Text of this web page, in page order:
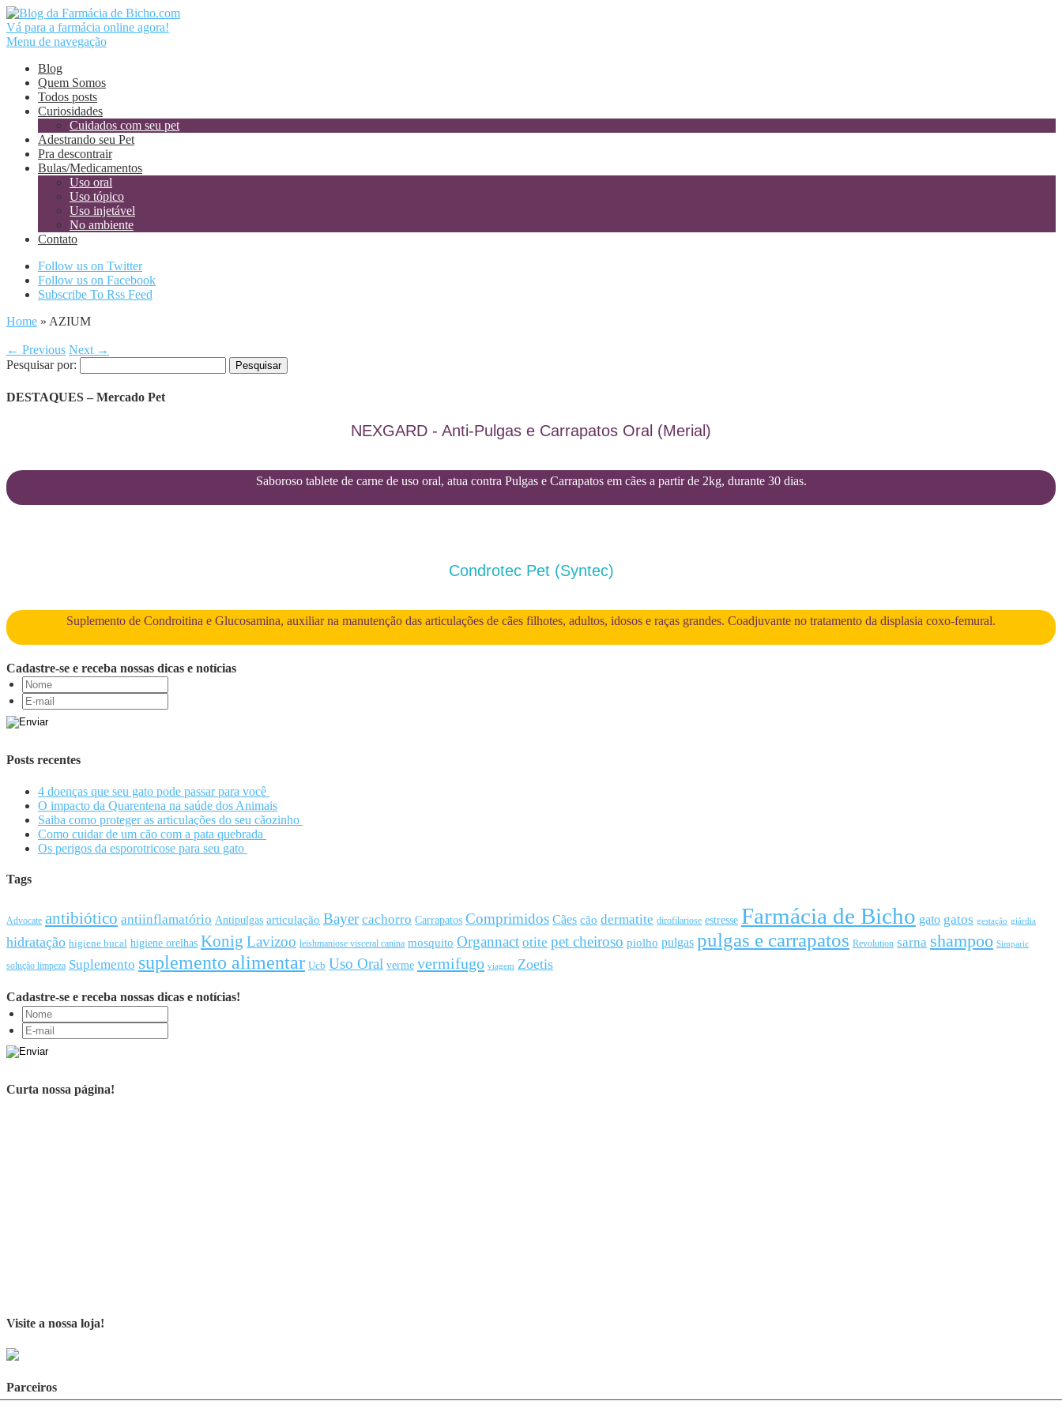
Vá para a farmácia online agora!
Menu de navegação
Blog
Quem Somos
Todos posts
Curiosidades
Cuidados com seu pet
Adestrando seu Pet
Pra descontrair
Bulas/Medicamentos
Uso oral
Uso tópico
Uso injetável
No ambiente
Contato
Follow us on Twitter
Follow us on Facebook
Subscribe To Rss Feed
Home » AZIUM
← Previous Next →
Pesquisar por:
DESTAQUES – Mercado Pet
NEXGARD - Anti-Pulgas e Carrapatos Oral (Merial)
Saboroso tablete de carne de uso oral, atua contra Pulgas e Carrapatos em cães a partir de 2kg, durante 30 dias.
Condrotec Pet (Syntec)
Suplemento de Condroitina e Glucosamina, auxiliar na manutenção das articulações de cães filhotes, adultos, idosos e raças grandes. Coadjuvante no tratamento da displasia coxo-femural.
Cadastre-se e receba nossas dicas e notícias
Posts recentes
4 doenças que seu gato pode passar para você
O impacto da Quarentena na saúde dos Animais
Saiba como proteger as articulações do seu cãozinho
Como cuidar de um cão com a pata quebrada
Os perigos da esporotricose para seu gato
Tags
Advocate antibiótico antiinflamatório Antipulgas articulação Bayer cachorro Carrapatos Comprimidos Cães cão dermatite dirofilariose estresse Farmácia de Bicho gato gatos gestação giárdia
hidratação higiene bucal higiene orelhas Konig Lavizoo leishmaniose visceral canina mosquito Organnact otite pet cheiroso piolho pulgas pulgas e carrapatos Revolution sarna shampoo Simparic
solução limpeza Suplemento suplemento alimentar Ucb Uso Oral verme vermifugo viagem Zoetis
Cadastre-se e receba nossas dicas e notícias!
Curta nossa página!
Visite a nossa loja!
Parceiros